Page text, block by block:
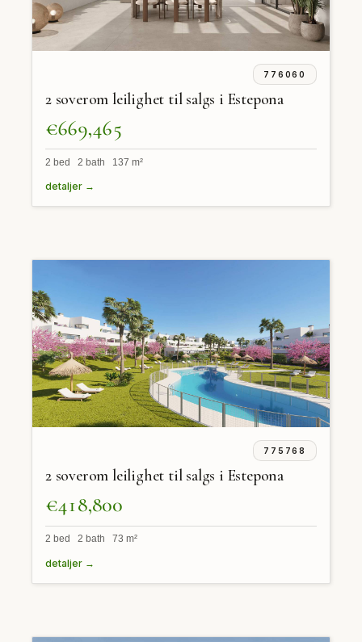
776060
2 soverom leilighet til salgs i Estepona
€669,465
2 bed 2 bath 137 m²
detaljer →
775768
2 soverom leilighet til salgs i Estepona
€418,800
2 bed 2 bath 73 m²
detaljer →